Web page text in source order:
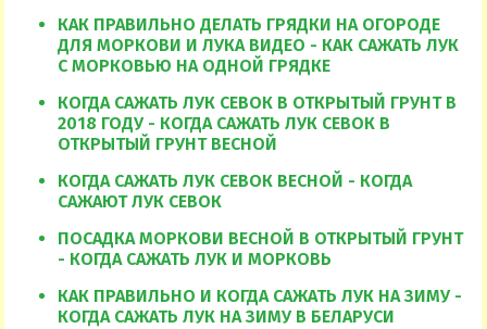
КАК ПРАВИЛЬНО ДЕЛАТЬ ГРЯДКИ НА ОГОРОДЕ
ДЛЯ МОРКОВИ И ЛУКА ВИДЕО - КАК САЖАТЬ ЛУК
С МОРКОВЬЮ НА ОДНОЙ ГРЯДКЕ
КОГДА САЖАТЬ ЛУК СЕВОК В ОТКРЫТЫЙ ГРУНТ В
2018 ГОДУ - КОГДА САЖАТЬ ЛУК СЕВОК В
ОТКРЫТЫЙ ГРУНТ ВЕСНОЙ
КОГДА САЖАТЬ ЛУК СЕВОК ВЕСНОЙ - КОГДА
САЖАЮТ ЛУК СЕВОК
ПОСАДКА МОРКОВИ ВЕСНОЙ В ОТКРЫТЫЙ ГРУНТ
- КОГДА САЖАТЬ ЛУК И МОРКОВЬ
КАК ПРАВИЛЬНО И КОГДА САЖАТЬ ЛУК НА ЗИМУ -
КОГДА САЖАТЬ ЛУК НА ЗИМУ В БЕЛАРУСИ